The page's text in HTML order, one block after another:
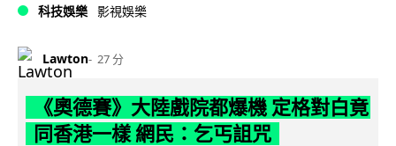
科技娛樂 影視娛樂
Lawton 27 分
《奧德賽》大陸戲院都爆機 定格對白竟
同香港一樣 網民：乞丐詛咒